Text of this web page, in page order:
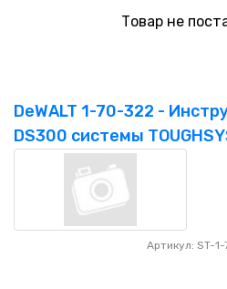
Товар не
DeWALT 1-70-322 -
DS300 системы
Артикул: ST-